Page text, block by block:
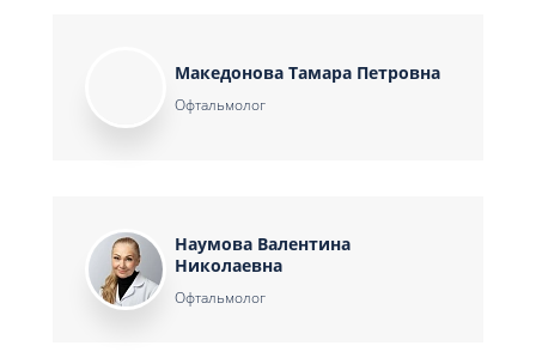
Македонова Тамара Петровна
Офтальмолог
Наумова Валентина
Николаевна
Офтальмолог